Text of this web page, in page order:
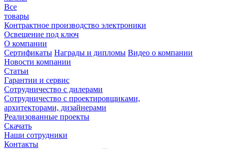
Все
товары
Контрактное производство электроники
Освещение под ключ
О компании
Сертификаты Награды и дипломы Видео о компании
Новости компании
Статьи
Гарантии и сервис
Сотрудничество с дилерами
Сотрудничество с проектировщиками,
архитекторами, дизайнерами
Реализованные проекты
Скачать
Наши сотрудники
Контакты